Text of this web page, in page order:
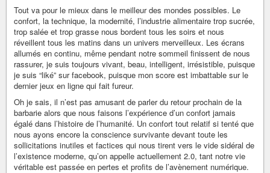
Tout va pour le mieux dans le meilleur des mondes possibles. Le
confort, la technique, la modernité, l’industrie alimentaire trop sucrée,
trop salée et trop grasse nous bordent tous les soirs et nous
réveillent tous les matins dans un univers merveilleux. Les écrans
allumés en continu, même pendant notre sommeil finissent de nous
rassurer, je suis toujours vivant, beau, intelligent, irrésistible, puisque
je suis “liké” sur facebook, puisque mon score est imbattable sur le
dernier jeux en ligne qui fait fureur.
Oh je sais, il n’est pas amusant de parler du retour prochain de la
barbarie alors que nous faisons l’expérience d’un confort jamais
égalé dans l’histoire de l’humanité. Un confort tout relatif si tenté que
nous ayons encore la conscience survivante devant toute les
sollicitations inutiles et factices qui nous tirent vers le vide sidéral de
l’existence moderne, qu’on appelle actuellement 2.0, tant notre vie
véritable est passée en pertes et profits de l’avènement numérique.